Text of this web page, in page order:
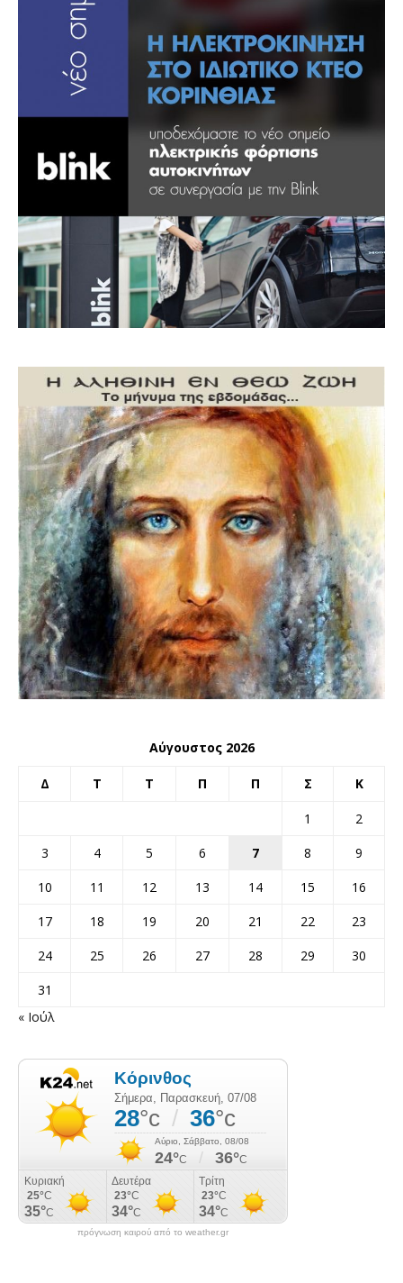
Αύγουστος 2026
Δ Τ Τ Π Π Σ Κ
1
2
3
4 5 6 7 8
9
10
11 12 13 14 15
16
17
18 19 20 21 22
23
24
25 26 27 28 29
30
31
« Ιούλ
πρόγνωση καιρού από το weather.gr